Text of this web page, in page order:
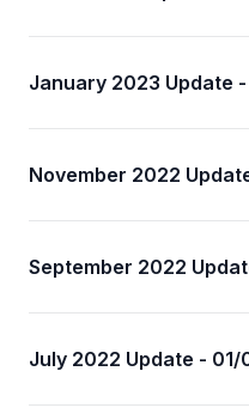
January 2023 Update
November 2022
September 2022
July 2022 Update -